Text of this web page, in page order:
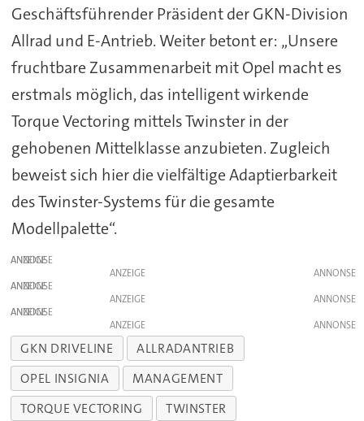
Geschäftsführender Präsident der GKN-Division
Allrad und E-Antrieb. Weiter betont er: „Unsere
fruchtbare Zusammenarbeit mit Opel macht es
erstmals möglich, das intelligent wirkende
Torque Vectoring mittels Twinster in der
gehobenen Mittelklasse anzubieten. Zugleich
beweist sich hier die vielfältige Adaptierbarkeit
des Twinster-Systems für die gesamte
Modellpalette“.
ANZEIGE
ANZEIGE
ANZEIGE
ANZEIGE
ANZEIGE
ANZEIGE
GKN DRIVELINE
ALLRADANTRIEB
OPEL INSIGNIA
MANAGEMENT
TORQUE VECTORING
TWINSTER